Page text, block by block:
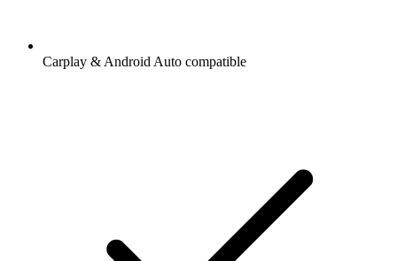
Carplay & Android Auto compatible